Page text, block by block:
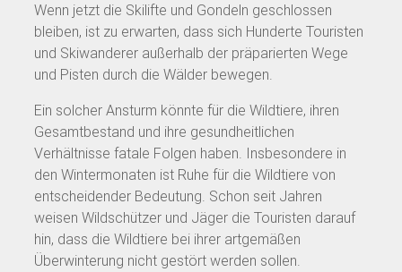
Wenn jetzt die Skilifte und Gondeln geschlossen
bleiben, ist zu erwarten, dass sich Hunderte Touristen
und Skiwanderer außerhalb der präparierten Wege
und Pisten durch die Wälder bewegen.
Ein solcher Ansturm könnte für die Wildtiere, ihren
Gesamtbestand und ihre gesundheitlichen
Verhältnisse fatale Folgen haben. Insbesondere in
den Wintermonaten ist Ruhe für die Wildtiere von
entscheidender Bedeutung. Schon seit Jahren
weisen Wildschützer und Jäger die Touristen darauf
hin, dass die Wildtiere bei ihrer artgemäßen
Überwinterung nicht gestört werden sollen.